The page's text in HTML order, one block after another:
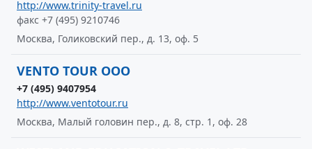
http://www.trinity-travel.ru
факс +7 (495) 9210746
Москва, Голиковский пер., д. 13, оф. 5
VENTO TOUR OOO
+7 (495) 9407954
http://www.ventotour.ru
Москва, Малый головин пер., д. 8, стр. 1, оф. 28